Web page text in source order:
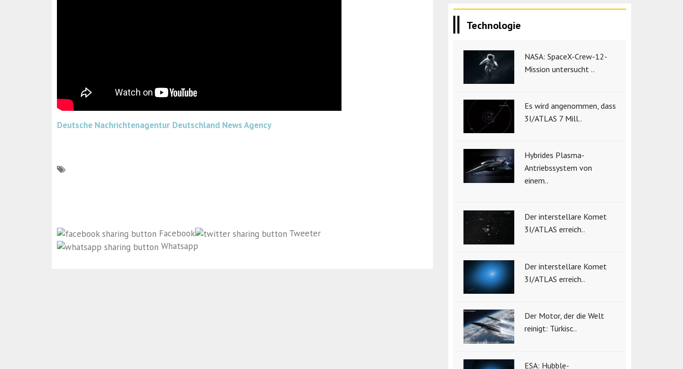
Deutsche Nachrichtenagentur Deutschland News Agency
Facebook
Tweeter
Whatsapp
Technologie
NASA: SpaceX-Crew-12-
Mission untersucht ..
Es wird angenommen, dass
3I/ATLAS 7 Mill..
Hybrides Plasma-
Antriebssystem von
einem..
Der interstellare Komet
3I/ATLAS erreich..
Der interstellare Komet
3I/ATLAS erreich..
Der Motor, der die Welt
reinigt: Türkisc..
ESA: Hubble-